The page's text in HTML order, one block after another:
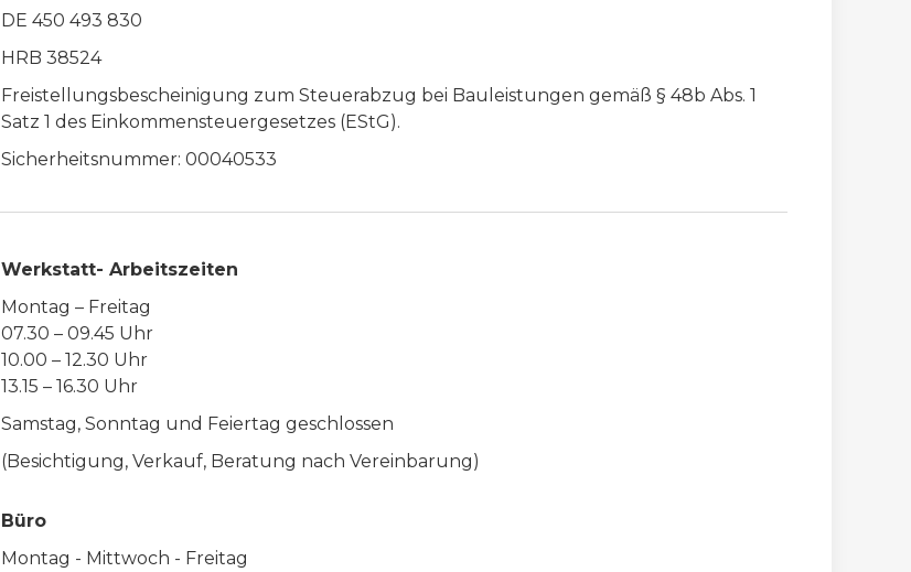
DE 450 493 830
HRB 38524
Freistellungsbescheinigung zum Steuerabzug bei Bauleistungen gemäß § 48b Abs. 1
Satz 1 des Einkommensteuergesetzes (EStG).
Sicherheitsnummer: 00040533
Werkstatt- Arbeitszeiten
Montag – Freitag
07.30 – 09.45 Uhr
10.00 – 12.30 Uhr
13.15 – 16.30 Uhr
Samstag, Sonntag und Feiertag geschlossen
(Besichtigung, Verkauf, Beratung nach Vereinbarung)
Büro
Montag - Mittwoch - Freitag